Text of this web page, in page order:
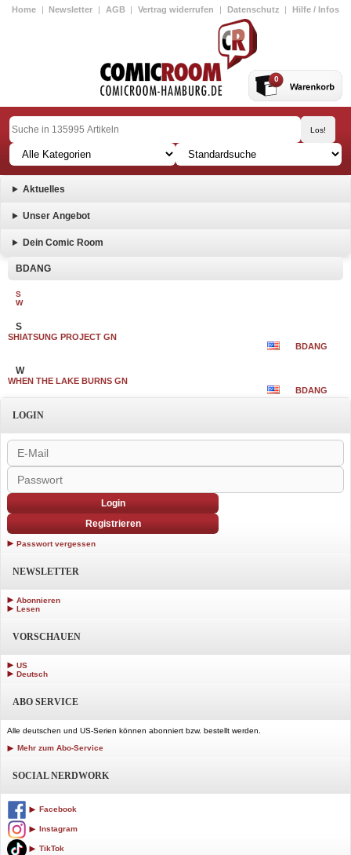
Home | Newsletter | AGB | Vertrag widerrufen | Datenschutz | Hilfe / Infos
0
Aktuelles
Unser Angebot
Dein Comic Room
BDANG
S
W
S
SHIATSUNG PROJECT GN
BDANG
W
WHEN THE LAKE BURNS GN
BDANG
LOGIN
Login
Registrieren
Passwort vergessen
NEWSLETTER
Abonnieren
Lesen
VORSCHAUEN
US
Deutsch
ABO SERVICE
Alle deutschen und US-Serien können abonniert bzw. bestellt werden.
Mehr zum Abo-Service
SOCIAL NERDWORK
Facebook
Instagram
TikTok